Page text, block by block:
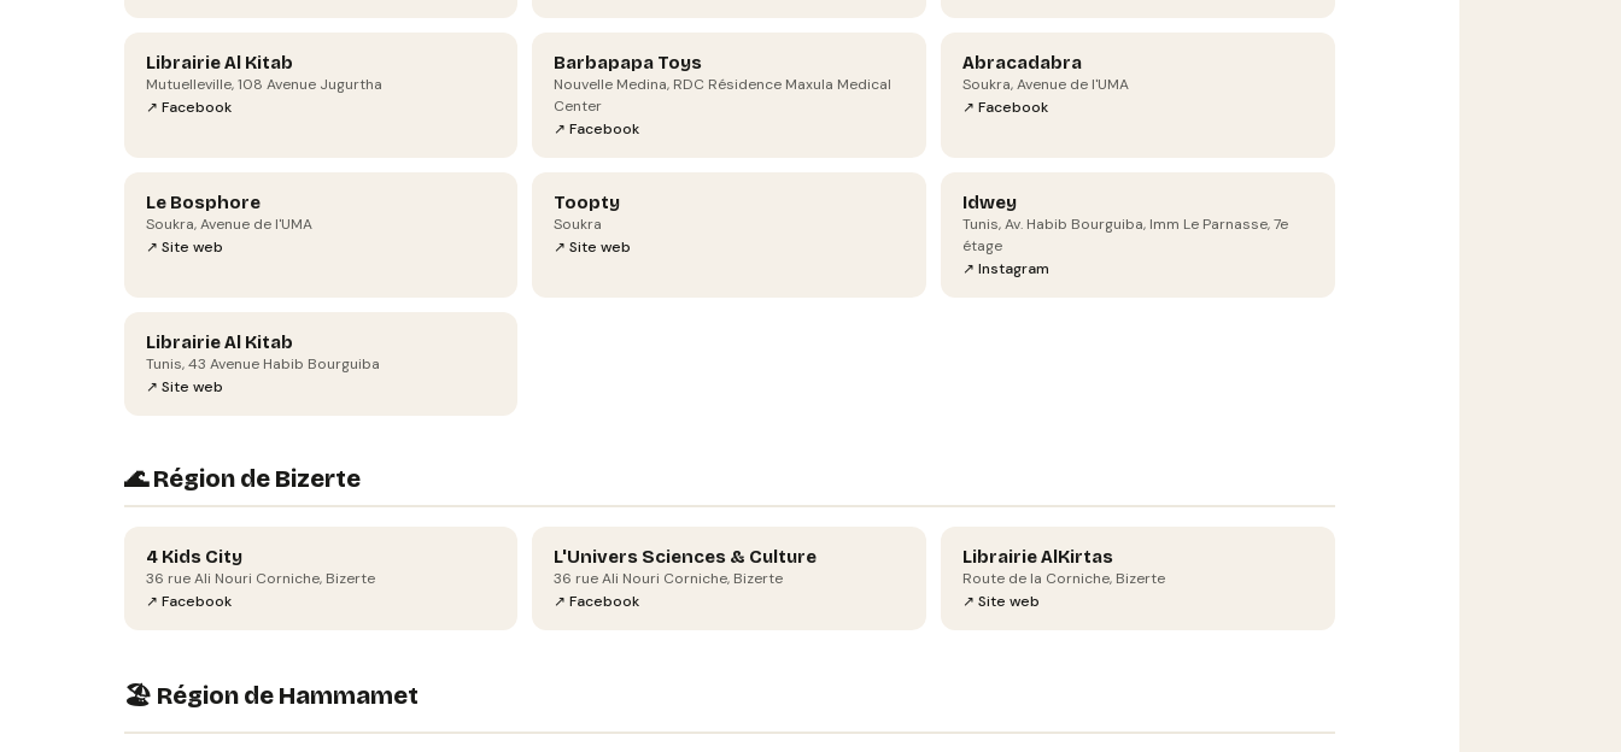
Librairie Al Kitab
Mutuelleville, 108 Avenue Jugurtha
↗ Facebook
Barbapapa Toys
Nouvelle Medina, RDC Résidence Maxula Medical
Center
↗ Facebook
Abracadabra
Soukra, Avenue de l'UMA
↗ Facebook
Le Bosphore
Soukra, Avenue de l'UMA
↗ Site web
Toopty
Soukra
↗ Site web
Idwey
Tunis, Av. Habib Bourguiba, Imm Le Parnasse, 7e
étage
↗ Instagram
Librairie Al Kitab
Tunis, 43 Avenue Habib Bourguiba
↗ Site web
🌊 Région de Bizerte
4 Kids City
36 rue Ali Nouri Corniche, Bizerte
↗ Facebook
L'Univers Sciences & Culture
36 rue Ali Nouri Corniche, Bizerte
↗ Facebook
Librairie AlKirtas
Route de la Corniche, Bizerte
↗ Site web
🏖️ Région de Hammamet